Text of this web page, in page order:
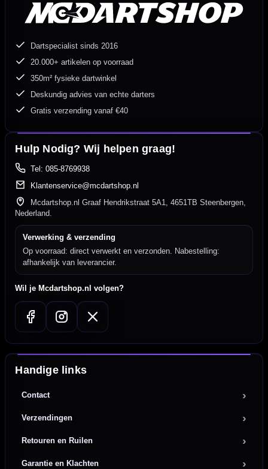
Dartspecialist sinds 2016
20.000+ artikelen op voorraad
350m² fysieke dartwinkel
Deskundig advies van echte darters
Gratis verzending vanaf €40
Hulp Nodig? Wij helpen graag!
Tel: 085-8769938
Klantenservice@mcdartshop.nl
Mcdartshop.nl Graaf Hendrikstraat 5A1, 4651TB Steenbergen,
Nederland.
Verwerking & verzending
Op voorraad: direct verwerkt en verzonden. Nabestelling:
afhankelijk van leverancier.
Wil je Mcdartshop.nl volgen?
Handige links
Contact
Verzendingen
Retouren en Ruilen
Garantie en Klachten